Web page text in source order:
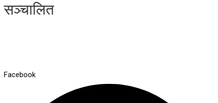
सञ्चालित
Facebook